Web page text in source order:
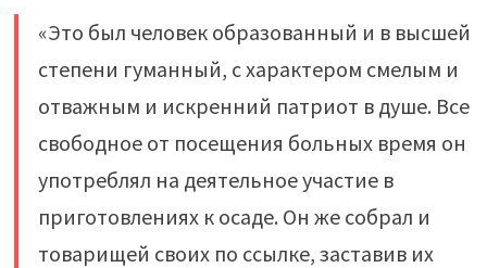
«Это был человек образованный и в высшей
степени гуманный, с характером смелым и
отважным и искренний патриот в душе. Все
свободное от посещения больных время он
употреблял на деятельное участие в
приготовлениях к осаде. Он же собрал и
товарищей своих по ссылке, заставив их